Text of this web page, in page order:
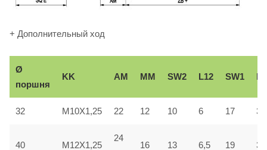
+ Дополнительный ход
Ø
поршня
KK AM ММ SW2 L12 SW1
32 M10X1,25 22 12 10 6 17 30
40 M12X1,25
24
16 13 6,5 19 35